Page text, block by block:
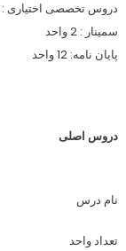
دروس تخصصی اختیاری :
سمینار : 2واحد
پایان نامه: 12 واحد
دروس اصلی
نام درس
تعداد واحد